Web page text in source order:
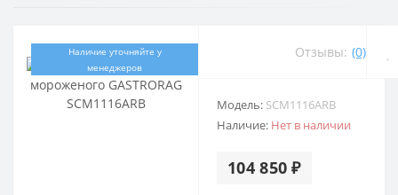
Наличие уточняйте у
менеджеров
Отзывы: (0)
Модель: SCM1116ARB
Наличие: Нет в наличии
104 850 ₽